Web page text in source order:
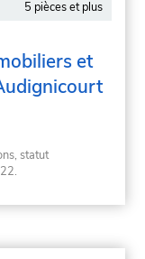
5 pièces et plus
et
statut